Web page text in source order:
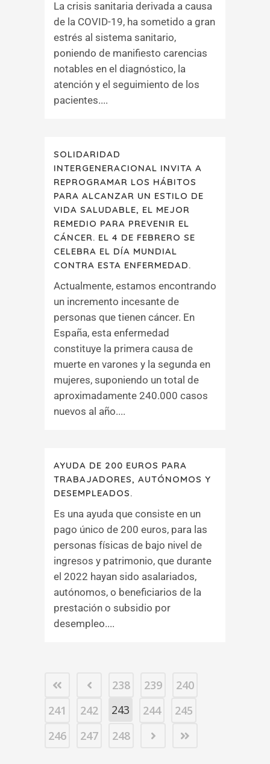
La crisis sanitaria derivada a causa
de la COVID-19, ha sometido a gran
estrés al sistema sanitario,
poniendo de manifiesto carencias
notables en el diagnóstico, la
atención y el seguimiento de los
pacientes....
SOLIDARIDAD
INTERGENERACIONAL INVITA A
REPROGRAMAR LOS HÁBITOS
PARA ALCANZAR UN ESTILO DE
VIDA SALUDABLE, EL MEJOR
REMEDIO PARA PREVENIR EL
CÁNCER. EL 4 DE FEBRERO SE
CELEBRA EL DÍA MUNDIAL
CONTRA ESTA ENFERMEDAD.
Actualmente, estamos encontrando
un incremento incesante de
personas que tienen cáncer. En
España, esta enfermedad
constituye la primera causa de
muerte en varones y la segunda en
mujeres, suponiendo un total de
aproximadamente 240.000 casos
nuevos al año....
AYUDA DE 200 EUROS PARA
TRABAJADORES, AUTÓNOMOS Y
DESEMPLEADOS.
Es una ayuda que consiste en un
pago único de 200 euros, para las
personas físicas de bajo nivel de
ingresos y patrimonio, que durante
el 2022 hayan sido asalariados,
autónomos, o beneficiarios de la
prestación o subsidio por
desempleo....
238 239
240
241
242 243 244
245
246
247 248